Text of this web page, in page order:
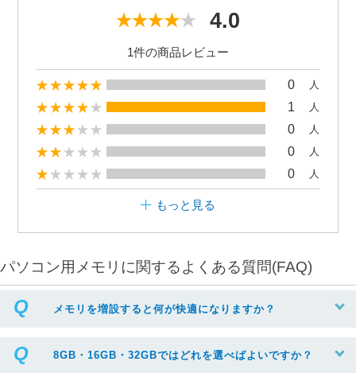
4.0
1件の商品レビュー
0 人
1 人
0 人
0 人
0 人
もっと見る
パソコン用メモリに関するよくある質問(FAQ)
メモリを増設すると何が快適になりますか？
8GB・16GB・32GBではどれを選べばよいですか？